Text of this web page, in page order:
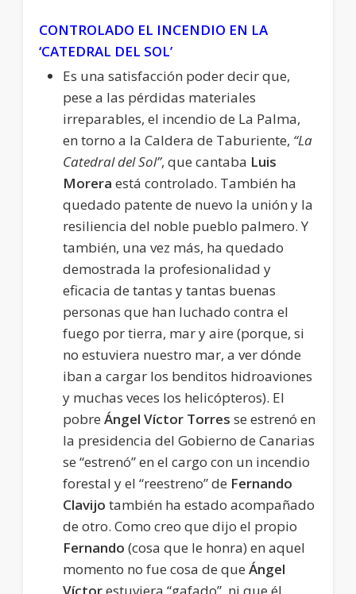
CONTROLADO EL INCENDIO EN LA
‘CATEDRAL DEL SOL’
Es una satisfacción poder decir que,
pese a las pérdidas materiales
irreparables, el incendio de La Palma,
en torno a la Caldera de Taburiente, “La
Catedral del Sol”, que cantaba Luis
Morera está controlado. También ha
quedado patente de nuevo la unión y la
resiliencia del noble pueblo palmero. Y
también, una vez más, ha quedado
demostrada la profesionalidad y
eficacia de tantas y tantas buenas
personas que han luchado contra el
fuego por tierra, mar y aire (porque, si
no estuviera nuestro mar, a ver dónde
iban a cargar los benditos hidroaviones
y muchas veces los helicópteros). El
pobre Ángel Víctor Torres se estrenó en
la presidencia del Gobierno de Canarias
se “estrenó” en el cargo con un incendio
forestal y el “reestreno” de Fernando
Clavijo también ha estado acompañado
de otro. Como creo que dijo el propio
Fernando (cosa que le honra) en aquel
momento no fue cosa de que Ángel
Víctorestuviera “gafado”, ni que él